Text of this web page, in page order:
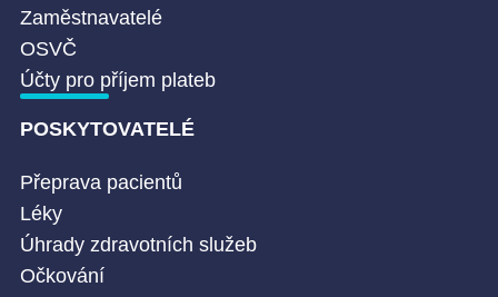
Zaměstnavatelé
OSVČ
Účty pro příjem plateb
POSKYTOVATELÉ
Přeprava pacientů
Léky
Úhrady zdravotních služeb
Očkování